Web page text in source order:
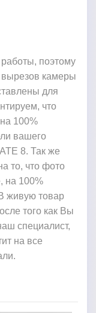
поэтому
камеры
для
что
100%
вашего
8. Так же
то, что фото
на 100%
живую товар
того как Вы
специалист,
на все